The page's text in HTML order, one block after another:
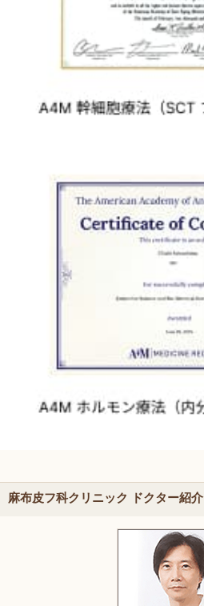
麻布皮フ科クリニック ドクター紹介